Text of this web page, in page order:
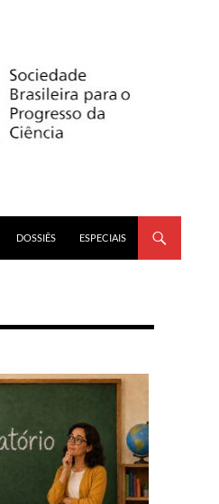
DOSSIÊS ESPECIAIS